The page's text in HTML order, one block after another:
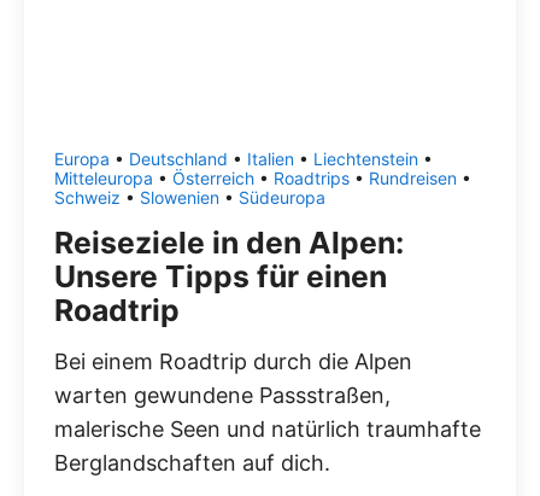
Europa • Deutschland • Italien • Liechtenstein •
Mitteleuropa • Österreich • Roadtrips • Rundreisen •
Schweiz • Slowenien • Südeuropa
Reiseziele in den Alpen:
Unsere Tipps für einen
Roadtrip
Bei einem Roadtrip durch die Alpen
warten gewundene Passstraßen,
malerische Seen und natürlich traumhafte
Berglandschaften auf dich.